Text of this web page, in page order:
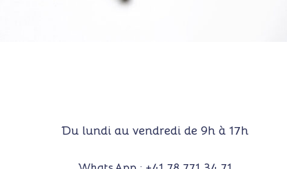
Du lundi au vendredi de 9h à 17h